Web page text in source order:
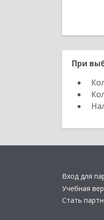
При
Вход для
Учебная
Стать